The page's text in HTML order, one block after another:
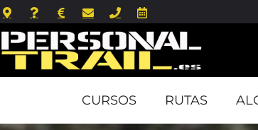
CURSOS RUTAS